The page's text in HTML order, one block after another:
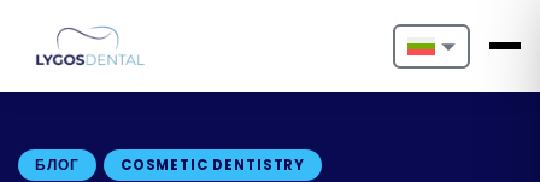
Nederlands
БЛОГ COSMETIC DENTISTRY